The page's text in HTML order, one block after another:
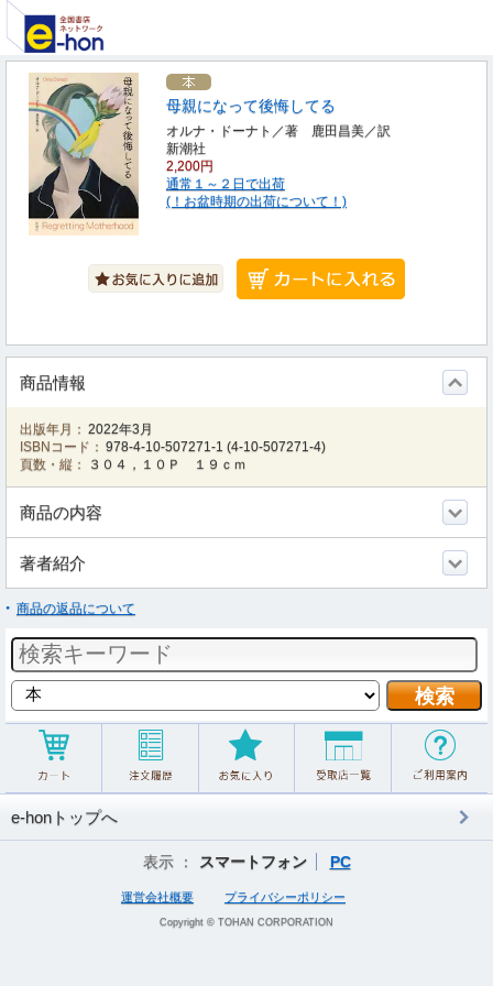
母親になって後悔してる
オルナ・ドーナト／著 鹿田昌美／訳
新潮社
2,200円
通常１～２日で出荷
(！お盆時期の出荷について！)
商品情報
出版年月： 2022年3月
ISBNコード： 978-4-10-507271-1 (4-10-507271-4)
頁数・縦：
３０４，１０Ｐ １９ｃｍ
商品の内容
著者紹介
商品の返品について
e-honトップへ
表示 ： スマートフォン PC
運営会社概要 プライバシーポリシー
Copyright © TOHAN CORPORATION